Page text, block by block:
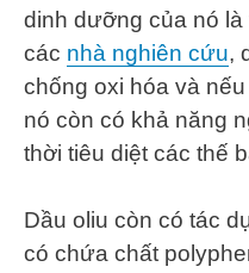
dinh dưỡng của nó
các nhà nghiên cứu,
chống oxi hóa và
nó còn có khả năng
thời tiêu diệt các thế
Dầu oliu còn có tác
có chứa chất